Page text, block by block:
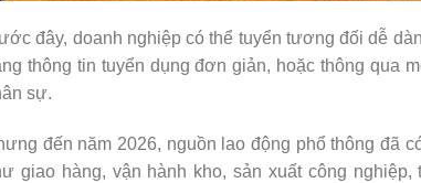
đây, doanh nghiệp có thể tuyển tương đối dễ
thông tin tuyển dụng đơn giản, hoặc thông qua
sự.
đến năm 2026, nguồn lao động phổ thông đã
giao hàng, vận hành kho, sản xuất công